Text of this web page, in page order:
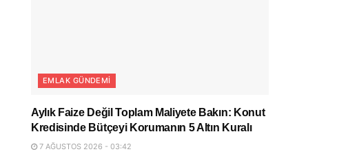
EMLAK GÜNDEMI
Aylık Faize Değil Toplam Maliyete Bakın: Konut
Kredisinde Bütçeyi Korumanın 5 Altın Kuralı
7 AĞUSTOS 2026 - 03:42